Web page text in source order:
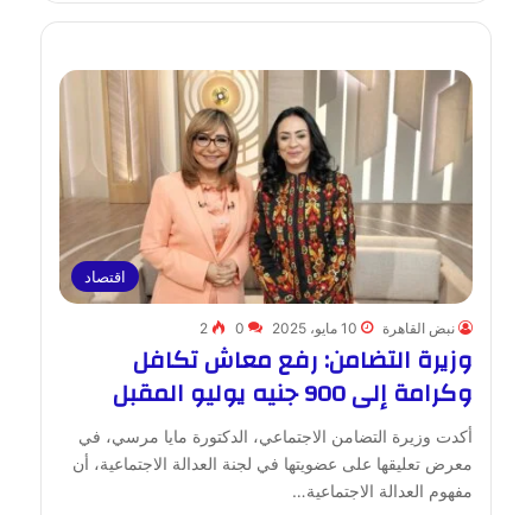
اقتصاد
نبض القاهرة 10 مايو، 2025 0
2
وزيرة التضامن: رفع معاش تكافل
وكرامة إلى 900 جنيه يوليو المقبل
أكدت وزيرة التضامن الاجتماعي، الدكتورة مايا مرسي، في
معرض تعليقها على عضويتها في لجنة العدالة الاجتماعية، أن
مفهوم العدالة الاجتماعية…